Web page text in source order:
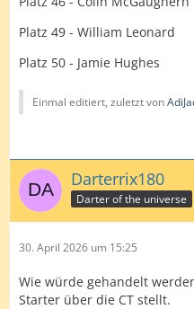
Platz 49 - William Leonard
Platz 50 - Jamie Hughes
Einmal editiert, zuletzt von
Darterrix180
Darter of the universe
30. April 2026 um 15:25
Wie würde gehandelt
Starter über die CT stellt.